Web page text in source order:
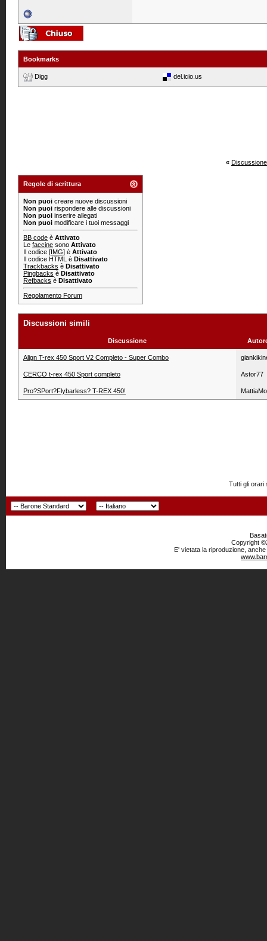
Bookmarks
Digg del.icio.us
«
Regole di scrittura
Non puoi creare nuove discussioni
Non puoi rispondere alle discussioni
Non puoi inserire allegati
Non puoi modificare i tuoi messaggi
BB code è Attivato
Le faccine sono Attivato
Il codice [IMG] è Attivato
Il codice HTML è Disattivato
Trackbacks è Disattivato
Pingbacks è Disattivato
Refbacks è Disattivato
Regolamento Forum
Discussioni simili
Discussione
Align T-rex 450 Sport V2 Completo - Super Combo
CERCO t-rex 450 Sport completo Astor77
Pro?SPort?Flybarless? T-REX 450!
Tutti gli orari
Copyright
E' vietata la riproduzione,